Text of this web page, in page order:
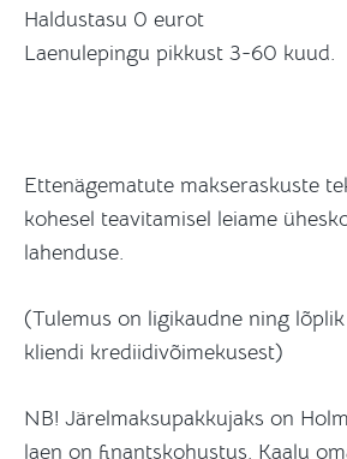
Haldustasu 0 eurot
Laenulepingu pikkust 3-60 kuud.
Ettenägematute makseraskuste
kohesel teavitamisel leiame
lahenduse.
(Tulemus on ligikaudne ning
kliendi krediidivõimekusest)
NB! Järelmaksupakkujaks on
laen on finantskohustus. Kaalu